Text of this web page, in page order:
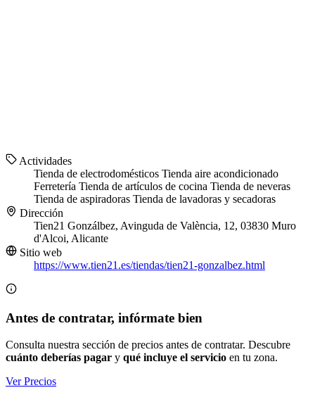
Actividades
Tienda de electrodomésticos Tienda aire acondicionado
Ferretería Tienda de artículos de cocina Tienda de neveras
Tienda de aspiradoras Tienda de lavadoras y secadoras
Dirección
Tien21 Gonzálbez, Avinguda de València, 12, 03830 Muro
d'Alcoi, Alicante
Sitio web
https://www.tien21.es/tiendas/tien21-gonzalbez.html
Antes de contratar, infórmate bien
Consulta nuestra sección de precios antes de contratar. Descubre
cuánto deberías pagar y qué incluye el servicio en tu zona.
Ver Precios